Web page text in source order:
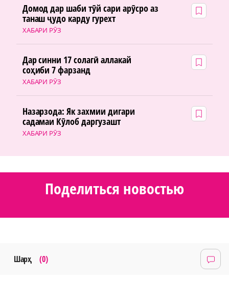
ХАБАРИ РӮЗ
Домод дар шаби тӯй сари арӯсро аз
танаш ҷудо карду гурехт
ХАБАРИ РӮЗ
Дар синни 17 солагӣ аллакай
соҳиби 7 фарзанд
ХАБАРИ РӮЗ
Назарзода: Як захмии дигари
садамаи Кӯлоб даргузашт
Поделиться новостью
Шарҳ (0)